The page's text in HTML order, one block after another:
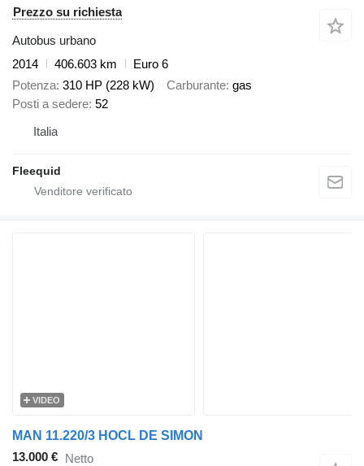
Prezzo su richiesta
Autobus urbano
2014
406.603 km
Euro 6
Potenza 310 HP (228 kW) Carburante gas
Posti a sedere 52
Italia
Fleequid
VIDEO
MAN 11.220/3 HOCL DE SIMON
13.000 € Netto